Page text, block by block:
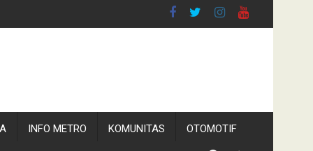
INFO METRO KOMUNITAS OTOMOTIF